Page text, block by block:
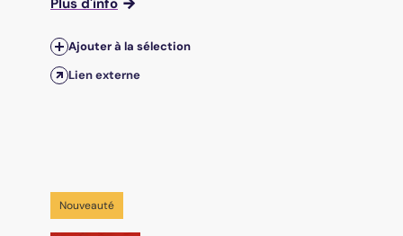
Plus d'info
Ajouter à la sélection
Lien externe
Nouveauté